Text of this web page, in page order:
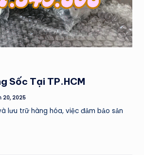
Sốc Tại TP.HCM
20, 2025
lưu trữ hàng hóa, việc đảm bảo sản